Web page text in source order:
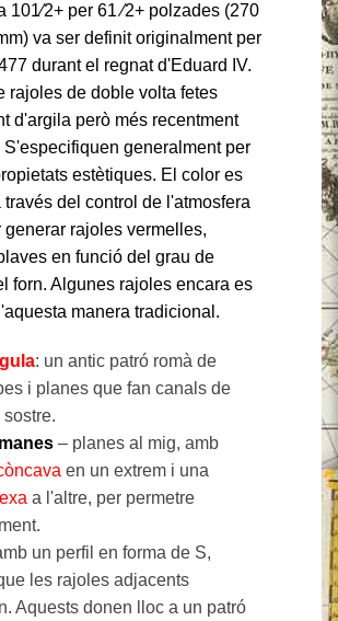
101⁄2+ per 61 ⁄2+ polzades (270
va ser definit originalment per
durant el regnat d'Eduard IV.
rajoles de doble volta fetes
d'argila però més recentment
S'especifiquen generalment per
estètiques. El color es
del control de l'atmosfera
generar rajoles vermelles,
en funció del grau de
forn. Algunes rajoles encara es
manera tradicional.
: un antic patró romà de
i planes que fan canals de
– planes al mig, amb
en un extrem i una
a l'altre, per permetre
un perfil en forma de S,
les rajoles adjacents
Aquests donen lloc a un patró